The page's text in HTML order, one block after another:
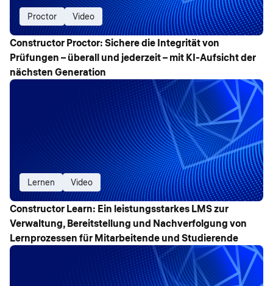
Proctor Video
Constructor Proctor: Sichere die Integrität von
Prüfungen – überall und jederzeit – mit KI-Aufsicht der
nächsten Generation
Lernen Video
Constructor Learn: Ein leistungsstarkes LMS zur
Verwaltung, Bereitstellung und Nachverfolgung von
Lernprozessen für Mitarbeitende und Studierende